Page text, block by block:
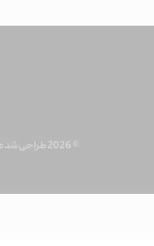
© 2026 طراحی شده توسط تیم طراحی سایت